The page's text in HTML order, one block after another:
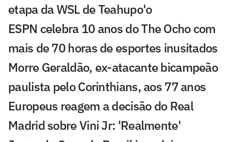
etapa da WSL de Teahupo'o
ESPN celebra 10 anos do The Ocho com
mais de 70 horas de esportes inusitados
Morre Geraldão, ex-atacante bicampeão
paulista pelo Corinthians, aos 77 anos
Europeus reagem a decisão do Real
Madrid sobre Vini Jr: 'Realmente'